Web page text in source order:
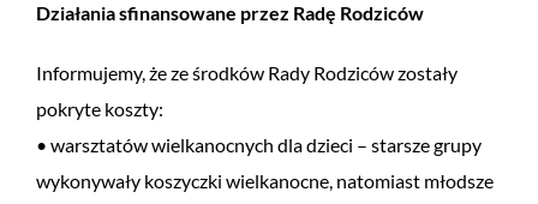
Działania sfinansowane przez Radę Rodziców
Informujemy, że ze środków Rady Rodziców zostały
pokryte koszty:
• warsztatów wielkanocnych dla dzieci – starsze grupy
wykonywały koszyczki wielkanocne, natomiast młodsze